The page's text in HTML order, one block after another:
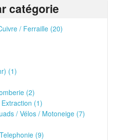
catégorie
/ Ferraille (20)
(1)
(2)
(1)
/ Vélos / Motoneige (7)
(9)